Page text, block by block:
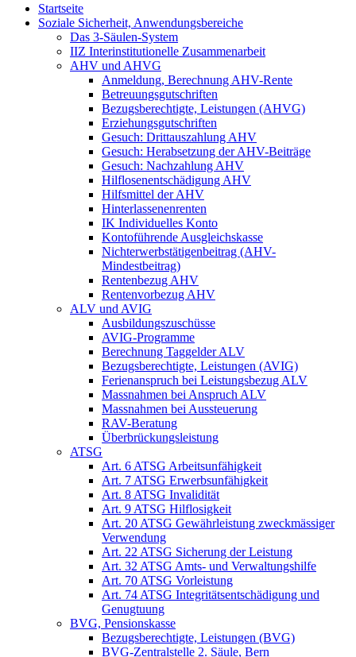
Startseite
Soziale Sicherheit, Anwendungsbereiche
Das 3-Säulen-System
IIZ Interinstitutionelle Zusammenarbeit
AHV und AHVG
Anmeldung, Berechnung AHV-Rente
Betreuungsgutschriften
Bezugsberechtigte, Leistungen (AHVG)
Erziehungsgutschriften
Gesuch: Drittauszahlung AHV
Gesuch: Herabsetzung der AHV-Beiträge
Gesuch: Nachzahlung AHV
Hilflosenentschädigung AHV
Hilfsmittel der AHV
Hinterlassenenrenten
IK Individuelles Konto
Kontoführende Ausgleichskasse
Nichterwerbstätigenbeitrag (AHV-
Mindestbeitrag)
Rentenbezug AHV
Rentenvorbezug AHV
ALV und AVIG
Ausbildungszuschüsse
AVIG-Programme
Berechnung Taggelder ALV
Bezugsberechtigte, Leistungen (AVIG)
Ferienanspruch bei Leistungsbezug ALV
Massnahmen bei Anspruch ALV
Massnahmen bei Aussteuerung
RAV-Beratung
Überbrückungsleistung
ATSG
Art. 6 ATSG Arbeitsunfähigkeit
Art. 7 ATSG Erwerbsunfähigkeit
Art. 8 ATSG Invalidität
Art. 9 ATSG Hilflosigkeit
Art. 20 ATSG Gewährleistung zweckmässiger
Verwendung
Art. 22 ATSG Sicherung der Leistung
Art. 32 ATSG Amts- und Verwaltungshilfe
Art. 70 ATSG Vorleistung
Art. 74 ATSG Integritätsentschädigung und
Genugtuung
BVG, Pensionskasse
Bezugsberechtigte, Leistungen (BVG)
BVG-Zentralstelle 2. Säule, Bern